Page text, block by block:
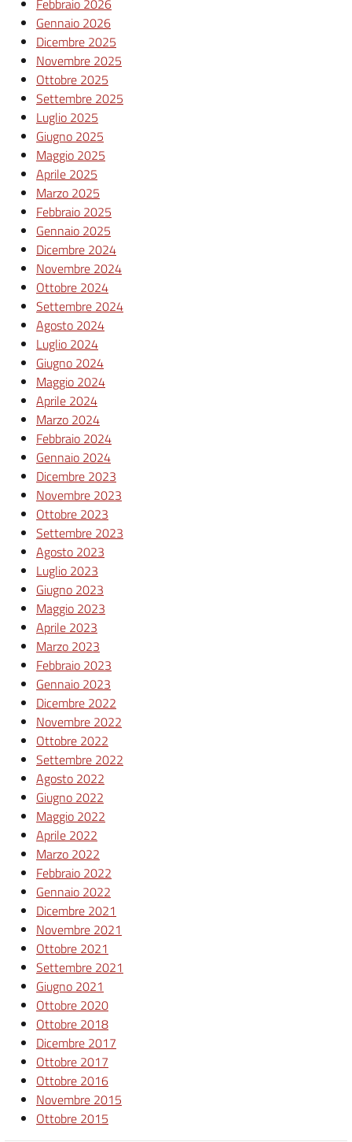
Febbraio 2026
Gennaio 2026
Dicembre 2025
Novembre 2025
Ottobre 2025
Settembre 2025
Luglio 2025
Giugno 2025
Maggio 2025
Aprile 2025
Marzo 2025
Febbraio 2025
Gennaio 2025
Dicembre 2024
Novembre 2024
Ottobre 2024
Settembre 2024
Agosto 2024
Luglio 2024
Giugno 2024
Maggio 2024
Aprile 2024
Marzo 2024
Febbraio 2024
Gennaio 2024
Dicembre 2023
Novembre 2023
Ottobre 2023
Settembre 2023
Agosto 2023
Luglio 2023
Giugno 2023
Maggio 2023
Aprile 2023
Marzo 2023
Febbraio 2023
Gennaio 2023
Dicembre 2022
Novembre 2022
Ottobre 2022
Settembre 2022
Agosto 2022
Giugno 2022
Maggio 2022
Aprile 2022
Marzo 2022
Febbraio 2022
Gennaio 2022
Dicembre 2021
Novembre 2021
Ottobre 2021
Settembre 2021
Giugno 2021
Ottobre 2020
Ottobre 2018
Dicembre 2017
Ottobre 2017
Ottobre 2016
Novembre 2015
Ottobre 2015